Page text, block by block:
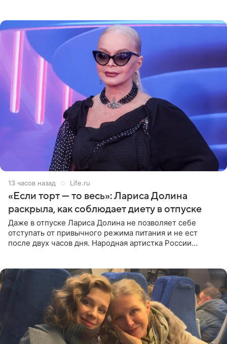
13 часов назад Life.ru
«Если торт — то весь»: Лариса Долина
раскрыла, как соблюдает диету в отпуске
Даже в отпуске Лариса Долина не позволяет себе
отступать от привычного режима питания и не ест
после двух часов дня. Народная артистка России